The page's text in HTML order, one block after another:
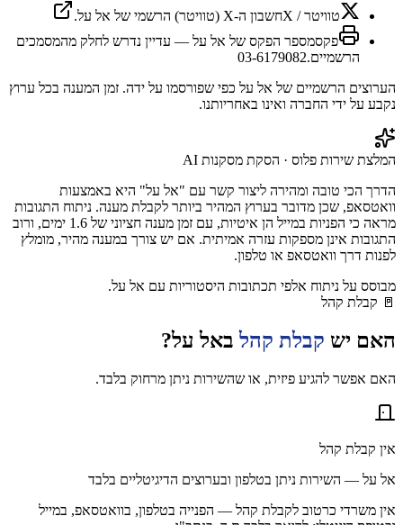
טוויטר / X
חשבון ה-X (טוויטר) הרשמי של אל על.
פקסמספר הפקס של אל על — עדיין נדרש לחלק מהמסמכים
הרשמיים.03-6179082
הערוצים הרשמיים של אל על כפי שפורסמו על ידה. זמן המענה בכל ערוץ
נקבע על ידי החברה ואינו באחריותנו.
המלצת שירות פלוס · הסקת מסקנות AI
הדרך הכי טובה ומהירה ליצור קשר עם "אל על" היא באמצעות
וואטסאפ, שכן מדובר בערוץ המהיר ביותר לקבלת מענה. ניתוח התגובות
מראה כי הפניות במייל הן איטיות, עם זמן מענה חציוני של 1.6 ימים, ורוב
התגובות אינן מספקות עזרה אמיתית. אם יש צורך במענה מהיר, מומלץ
לפנות דרך וואטסאפ או טלפון.
מבוסס על ניתוח אלפי תכתובות היסטוריות עם אל על.
🚪 קבלת קהל
האם יש קבלת קהלבאל על?
האם אפשר להגיע פיזית, או שהשירות ניתן מרחוק בלבד.
אין קבלת קהל
אל על — השירות ניתן בטלפון ובערוצים הדיגיטליים בלבד
אין משרדי כרטוב לקבלת קהל — הפנייה בטלפון, בוואטסאפ, במייל